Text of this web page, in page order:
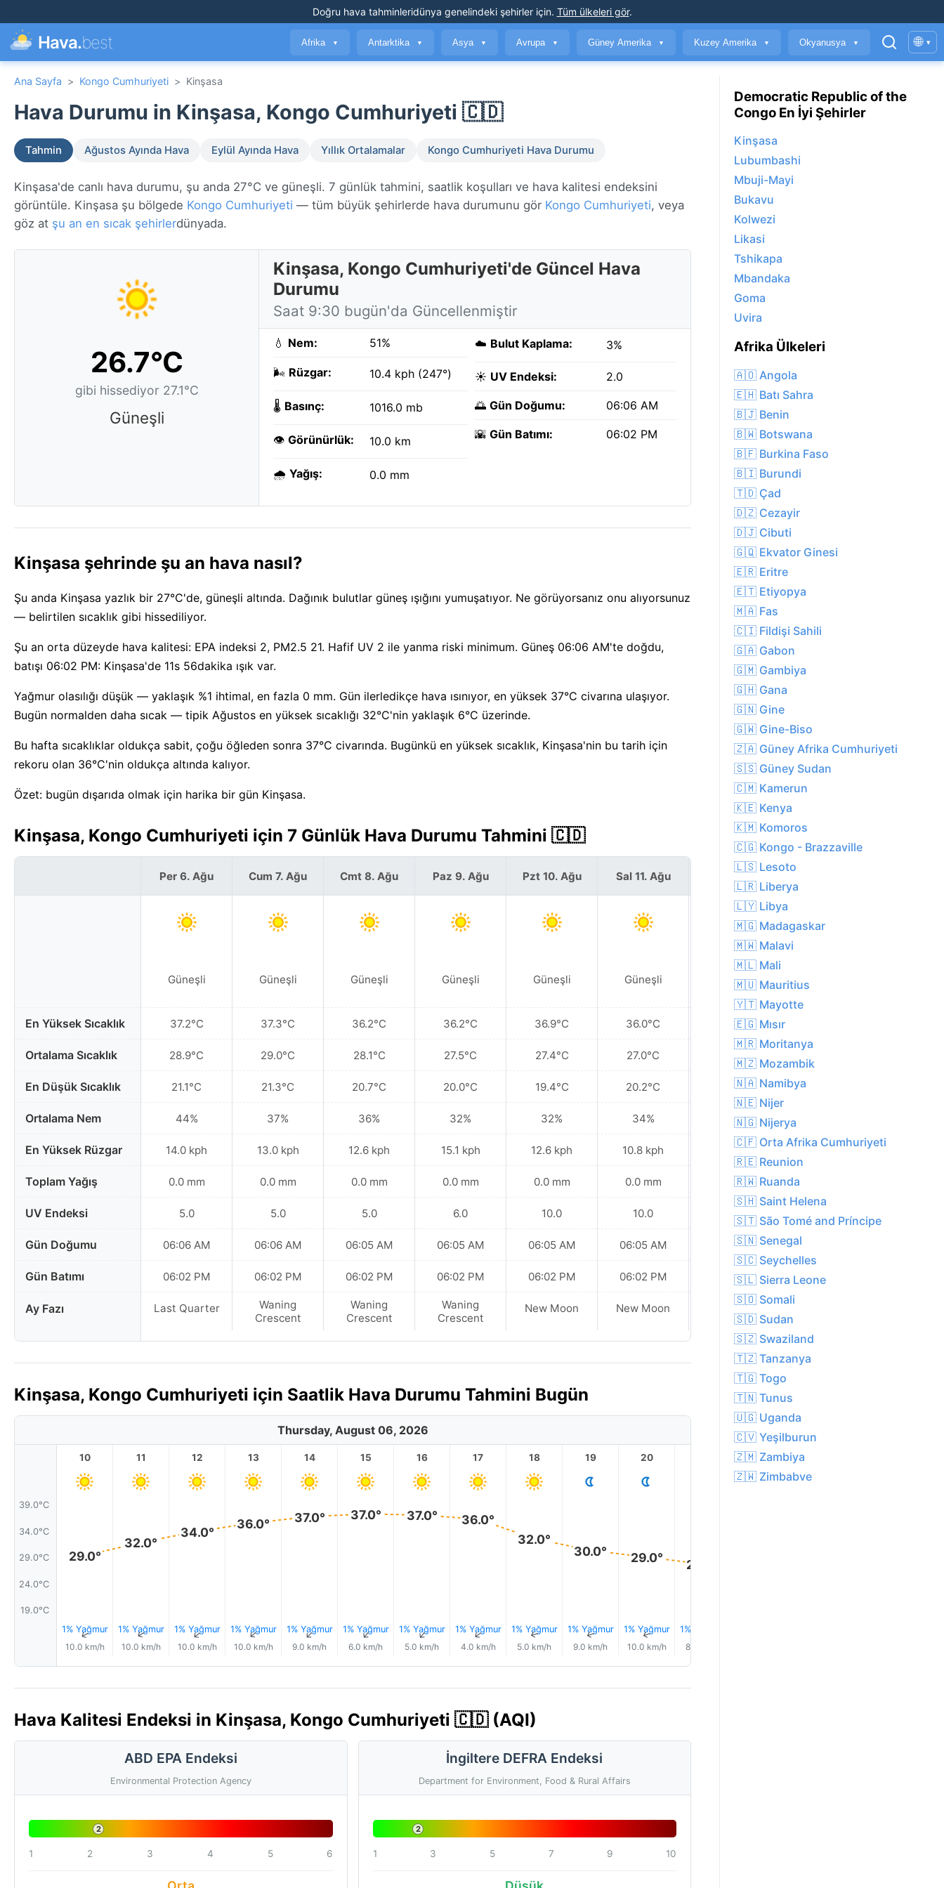
Doğru hava tahminleridünya genelindeki şehirler için. Tüm ülkeleri gör.
Hava.best Afrika ▼ Antarktika ▼ Asya ▼ Avrupa ▼ Güney Amerika ▼ Kuzey Amerika ▼ Okyanusya ▼ 🌐 ▾
Ana Sayfa > Kongo Cumhuriyeti > Kinşasa
Hava Durumu in Kinşasa, Kongo Cumhuriyeti 🇨🇩
Tahmin Ağustos Ayında Hava Eylül Ayında Hava Yıllık Ortalamalar Kongo Cumhuriyeti Hava Durumu
Kinşasa'de canlı hava durumu, şu anda 27°C ve güneşli. 7 günlük tahmini, saatlik koşulları ve hava kalitesi endeksini
görüntüle. Kinşasa şu bölgede Kongo Cumhuriyeti — tüm büyük şehirlerde hava durumunu gör Kongo Cumhuriyeti, veya
göz at şu an en sıcak şehirlerdünyada.
26.7°C
gibi hissediyor 27.1°C
Güneşli
Kinşasa, Kongo Cumhuriyeti'de Güncel Hava
Durumu
Saat 9:30 bugün'da Güncellenmiştir
💧 Nem: 51%
🌬️ Rüzgar: 10.4 kph (247°)
🌡️ Basınç: 1016.0 mb
👁️ Görünürlük: 10.0 km
🌧️ Yağış: 0.0 mm
☁️ Bulut Kaplama: 3%
☀️ UV Endeksi: 2.0
🌅 Gün Doğumu: 06:06 AM
🌇 Gün Batımı: 06:02 PM
Kinşasa şehrinde şu an hava nasıl?
Şu anda Kinşasa yazlık bir 27°C'de, güneşli altında. Dağınık bulutlar güneş ışığını yumuşatıyor. Ne görüyorsanız onu alıyorsunuz
— belirtilen sıcaklık gibi hissediliyor.
Şu an orta düzeyde hava kalitesi: EPA indeksi 2, PM2.5 21. Hafif UV 2 ile yanma riski minimum. Güneş 06:06 AM'te doğdu,
batışı 06:02 PM: Kinşasa'de 11s 56dakika ışık var.
Yağmur olasılığı düşük — yaklaşık %1 ihtimal, en fazla 0 mm. Gün ilerledikçe hava ısınıyor, en yüksek 37°C civarına ulaşıyor.
Bugün normalden daha sıcak — tipik Ağustos en yüksek sıcaklığı 32°C'nin yaklaşık 6°C üzerinde.
Bu hafta sıcaklıklar oldukça sabit, çoğu öğleden sonra 37°C civarında. Bugünkü en yüksek sıcaklık, Kinşasa'nin bu tarih için
rekoru olan 36°C'nin oldukça altında kalıyor.
Özet: bugün dışarıda olmak için harika bir gün Kinşasa.
Kinşasa, Kongo Cumhuriyeti için 7 Günlük Hava Durumu Tahmini 🇨🇩
En Yüksek Sıcaklık
Ortalama Sıcaklık
En Düşük Sıcaklık
Ortalama Nem
En Yüksek Rüzgar
Toplam Yağış
UV Endeksi
Gün Doğumu
Gün Batımı
Ay Fazı
Per 6. Ağu
Güneşli
37.2°C
28.9°C
21.1°C
44%
14.0 kph
0.0 mm
5.0
06:06 AM
06:02 PM
Last Quarter
Cum 7. Ağu
Güneşli
37.3°C
29.0°C
21.3°C
37%
13.0 kph
0.0 mm
5.0
06:06 AM
06:02 PM
Waning
Crescent
Cmt 8. Ağu
Güneşli
36.2°C
28.1°C
20.7°C
36%
12.6 kph
0.0 mm
5.0
06:05 AM
06:02 PM
Waning
Crescent
Paz 9. Ağu
Güneşli
36.2°C
27.5°C
20.0°C
32%
15.1 kph
0.0 mm
6.0
06:05 AM
06:02 PM
Waning
Crescent
Pzt 10. Ağu
Güneşli
36.9°C
27.4°C
19.4°C
32%
12.6 kph
0.0 mm
10.0
06:05 AM
06:02 PM
New Moon
Sal 11. Ağu
Güneşli
36.0°C
27.0°C
20.2°C
34%
10.8 kph
0.0 mm
10.0
06:05 AM
06:02 PM
New Moon
Çar 12. Ağu
Güneşli
37.4°C
28.0°C
20.6°C
30%
9.7 kph
0.0 mm
10.0
06:04 AM
06:02 PM
New Moon
Kinşasa, Kongo Cumhuriyeti için Saatlik Hava Durumu Tahmini Bugün
Thursday, August 06, 2026
39.0°C
34.0°C
29.0°C
24.0°C
19.0°C
10
29.0°
1% Yağmur
↑
10.0 km/h
11
32.0°
1% Yağmur
↑
10.0 km/h
12
34.0°
1% Yağmur
↑
10.0 km/h
13
36.0°
1% Yağmur
↑
10.0 km/h
14
37.0°
1% Yağmur
↑
9.0 km/h
15
37.0°
1% Yağmur
↑
6.0 km/h
16
37.0°
1% Yağmur
↑
5.0 km/h
17
36.0°
1% Yağmur
↑
4.0 km/h
18
32.0°
1% Yağmur
↑
5.0 km/h
19
30.0°
1% Yağmur
↑
9.0 km/h
20
29.0°
1% Yağmur
↑
10.0 km/h
28.0°
1% Yağmur
8.0 km/h
22
Hava Kalitesi Endeksi in Kinşasa, Kongo Cumhuriyeti 🇨🇩 (AQI)
ABD EPA Endeksi
Environmental Protection Agency
2
1 2 3 4 5 6
İngiltere DEFRA Endeksi
Department for Environment, Food & Rural Affairs
2
1 3 5 7 9 10
Democratic Republic of the
Congo En İyi Şehirler
Kinşasa
Lubumbashi
Mbuji-Mayi
Bukavu
Kolwezi
Likasi
Tshikapa
Mbandaka
Goma
Uvira
Afrika Ülkeleri
🇦🇴 Angola
🇪🇭 Batı Sahra
🇧🇯 Benin
🇧🇼 Botswana
🇧🇫 Burkina Faso
🇧🇮 Burundi
🇹🇩 Çad
🇩🇿 Cezayir
🇩🇯 Cibuti
🇬🇶 Ekvator Ginesi
🇪🇷 Eritre
🇪🇹 Etiyopya
🇲🇦 Fas
🇨🇮 Fildişi Sahili
🇬🇦 Gabon
🇬🇲 Gambiya
🇬🇭 Gana
🇬🇳 Gine
🇬🇼 Gine-Biso
🇿🇦 Güney Afrika Cumhuriyeti
🇸🇸 Güney Sudan
🇨🇲 Kamerun
🇰🇪 Kenya
🇰🇲 Komoros
🇨🇬 Kongo - Brazzaville
🇱🇸 Lesoto
🇱🇷 Liberya
🇱🇾 Libya
🇲🇬 Madagaskar
🇲🇼 Malavi
🇲🇱 Mali
🇲🇺 Mauritius
🇾🇹 Mayotte
🇪🇬 Mısır
🇲🇷 Moritanya
🇲🇿 Mozambik
🇳🇦 Namibya
🇳🇪 Nijer
🇳🇬 Nijerya
🇨🇫 Orta Afrika Cumhuriyeti
🇷🇪 Reunion
🇷🇼 Ruanda
🇸🇭 Saint Helena
🇸🇹 São Tomé and Príncipe
🇸🇳 Senegal
🇸🇨 Seychelles
🇸🇱 Sierra Leone
🇸🇴 Somali
🇸🇩 Sudan
🇸🇿 Swaziland
🇹🇿 Tanzanya
🇹🇬 Togo
🇹🇳 Tunus
🇺🇬 Uganda
🇨🇻 Yeşilburun
🇿🇲 Zambiya
🇿🇼 Zimbabve